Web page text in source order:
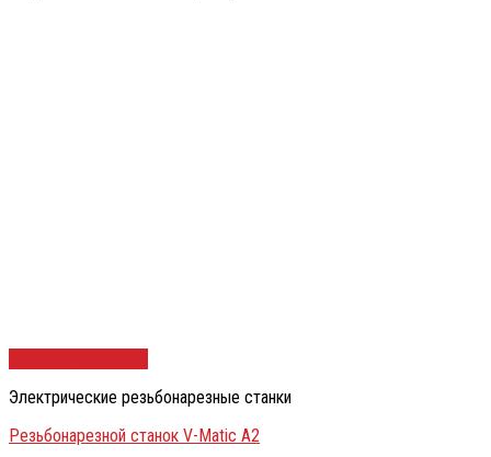
Электрические резьбонарезные станки
Резьбонарезной станок V-Matic A2